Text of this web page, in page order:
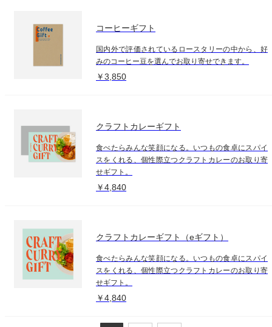
コーヒーギフト
国内外で評価されているロースタリーの中から、好
みのコーヒー豆を選んでお取り寄せできます。
￥3,850
クラフトカレーギフト
食べたらみんな笑顔になる。いつもの食卓にスパイ
スをくれる、個性際立つクラフトカレーのお取り寄
せギフト。
￥4,840
クラフトカレーギフト（eギフト）
食べたらみんな笑顔になる。いつもの食卓にスパイ
スをくれる、個性際立つクラフトカレーのお取り寄
せギフト。
￥4,840